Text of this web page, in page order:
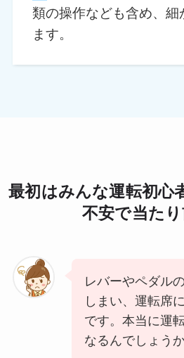
類の操作なども含め、細
ます。
最初はみんな運転初心
不安で当た
レバーやペダル
しまい、運転席
です。本当に運
なるんでしょう